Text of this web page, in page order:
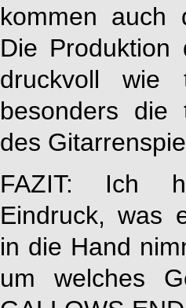
kommen auch
Die Produktion
druckvoll wie
besonders die
des
FAZIT: Ich
Eindruck, was
in die Hand
um welches